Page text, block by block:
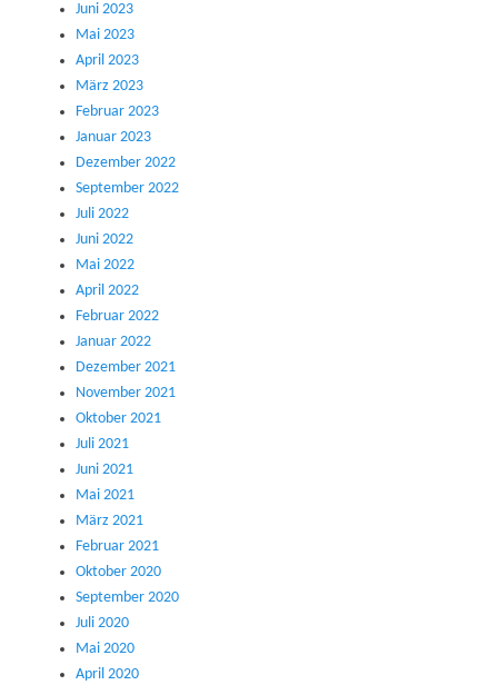
Juni 2023
Mai 2023
April 2023
März 2023
Februar 2023
Januar 2023
Dezember 2022
September 2022
Juli 2022
Juni 2022
Mai 2022
April 2022
Februar 2022
Januar 2022
Dezember 2021
November 2021
Oktober 2021
Juli 2021
Juni 2021
Mai 2021
März 2021
Februar 2021
Oktober 2020
September 2020
Juli 2020
Mai 2020
April 2020